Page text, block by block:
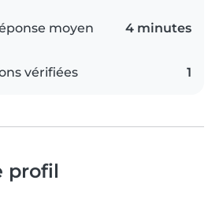
moyen 4 minutes
vérifiées 1
profil